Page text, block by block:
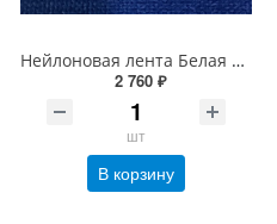
Нейлоновая лента Белая Бюджет 100мм*200м*76 мм (стирка до 60С)
2 760 ₽
шт
В корзину